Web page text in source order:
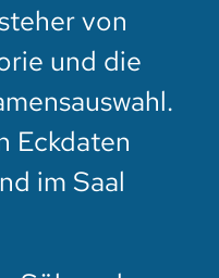
von
und die
Eckdaten
im Saal